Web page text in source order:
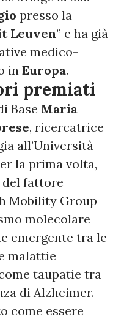
presso la
Leuven” e ha già
medico-
inEuropa.
premiati
Base Maria
, ricercatrice
all’Università
la prima volta,
del fattore
Mobility Group
molecolare
emergente tra le
malattie
taupatie tra
di Alzheimer.
come essere